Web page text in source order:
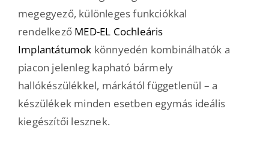
megegyező, különleges funkciókkal
rendelkező MED-EL Cochleáris
Implantátumok könnyedén kombinálhatók a
piacon jelenleg kapható bármely
hallókészülékkel, márkától függetlenül – a
készülékek minden esetben egymás ideális
kiegészítői lesznek.